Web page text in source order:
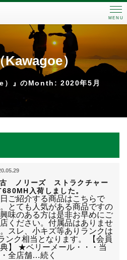
MENU
Kawagoe）
）』のMonth: 2020年5月
ノリーズ ストラクチャー
入荷しました。
ご紹介する商品はこちらで
とても人気がある商品ですの
味のある方は是非お早めにご
ください。付属品はありませ
スレ、小キズ等ありランクは
ンク相当となります。 【会員
】 ★ベリーメール・・・当
全店舗…続く